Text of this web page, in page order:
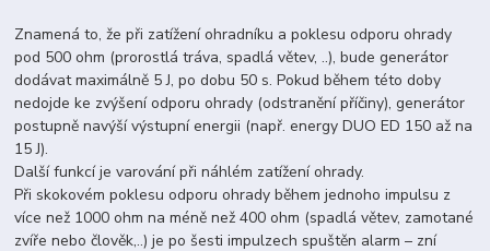
Znamená to, že při zatížení ohradníku a poklesu odporu ohrady
pod 500 ohm (prorostlá tráva, spadlá větev, ..), bude generátor
dodávat maximálně 5 J, po dobu 50 s. Pokud během této doby
nedojde ke zvýšení odporu ohrady (odstranění příčiny), generátor
postupně navýší výstupní energii (např. energy DUO ED 150 až na
15 J).
Další funkcí je varování při náhlém zatížení ohrady.
Při skokovém poklesu odporu ohrady během jednoho impulsu z
více než 1000 ohm na méně než 400 ohm (spadlá větev, zamotané
zvíře nebo člověk,..) je po šesti impulzech spuštěn alarm – zní